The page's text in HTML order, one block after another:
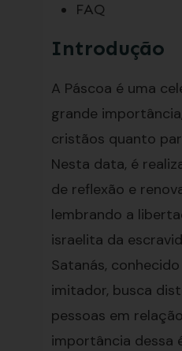
FAQ
Introdução
A Páscoa é uma
grande
cristãos quanto
Nesta data, é
de reflexão e
lembrando a
israelita da
Satanás,
imitador, busca
pessoas em
importância dessa